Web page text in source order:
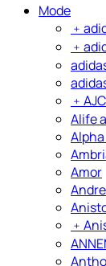
Mode
﹢
﹢
﹢ AJC
Alife
Amor
﹢